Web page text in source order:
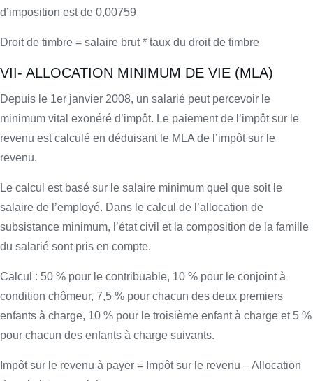
d’imposition est de 0,00759
Droit de timbre = salaire brut * taux du droit de timbre
VII- ALLOCATION MINIMUM DE VIE (MLA)
Depuis le 1er janvier 2008, un salarié peut percevoir le
minimum vital exonéré d’impôt. Le paiement de l’impôt sur le
revenu est calculé en déduisant le MLA de l’impôt sur le
revenu.
Le calcul est basé sur le salaire minimum quel que soit le
salaire de l’employé. Dans le calcul de l’allocation de
subsistance minimum, l’état civil et la composition de la famille
du salarié sont pris en compte.
Calcul : 50 % pour le contribuable, 10 % pour le conjoint à
condition chômeur, 7,5 % pour chacun des deux premiers
enfants à charge, 10 % pour le troisième enfant à charge et 5 %
pour chacun des enfants à charge suivants.
Impôt sur le revenu à payer = Impôt sur le revenu – Allocation